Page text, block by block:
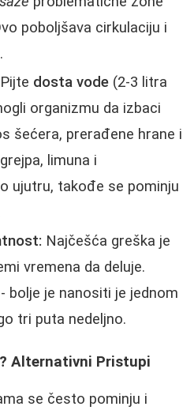
poboljšava cirkulaciju i
Pijte dosta vode (2-3 litra
organizmu da izbaci
šećera, prerađene hrane i
limuna i
ujutru, takođe se pominju
Najčešća greška je
vremena da deluje.
bolje je nanositi je jednom
tri puta nedeljno.
Alternativni Pristupi
se često pominju i